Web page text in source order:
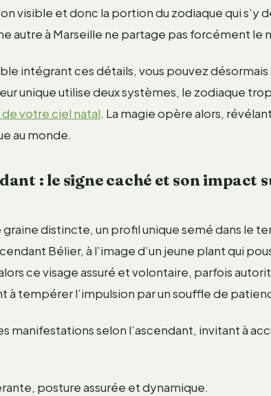
visible et donc la portion du zodiaque qui s’y
autre à Marseille ne partage pas forcément le
intégrant ces détails, vous pouvez
unique utilise deux systèmes, le zodiaque
votre ciel natal. La magie opère alors,
au monde.
: le signe caché et son impact
distincte, un profil unique semé dans le
Bélier, à l’image d’un jeune plant qui
ce visage assuré et volontaire, parfois
à tempérer l’impulsion par un souffle de
manifestations selon l’ascendant, invitant à
posture assurée et dynamique.